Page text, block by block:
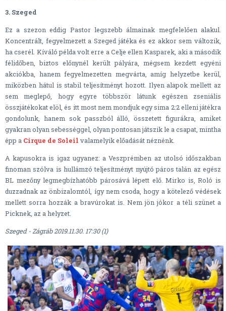
3. Szeged
Ez a szezon eddig Pastor legszebb álmainak megfelelően alakul.
Koncentrált, fegyelmezett a Szeged játéka és ez akkor sem változik,
ha cserél. Kíváló példa volt erre a Celje ellen Kasparek, aki a második
félidőben, biztos előnynél került pályára, mégsem kezdett egyéni
akciókba, hanem fegyelmezetten megvárta, amíg helyzetbe kerül,
miközben hátul is stabil teljesítményt hozott. Ilyen alapok mellett az
sem meglepő, hogy egyre többször látunk egészen zseniális
összjátékokat elöl, és itt most nem mondjuk egy sima 2:2 elleni játékra
gondolunk, hanem sok passzból álló, összetett figurákra, amiket
gyakran olyan sebességgel, olyan pontosan játszik le a csapat, mintha
épp a Cirque de Soleil valamelyik előadását néznénk.
A kapusokra is igaz ugyanez: a Veszprémben az utolsó időszakban
finoman szólva is hullámzó teljesítményt nyújtó páros talán az egész
BL mezőny legmegbízhatóbb párosává lépett elő. Mirko is, Roló is
duzzadnak az önbizalomtól, így nem csoda, hogy a kötelező védések
mellett sorra hozzák a bravúrokat is. Nem jön jókor a téli szünet a
Picknek, az a helyzet.
Szeged - Zágráb 2019.11.30. 17:30 (1)